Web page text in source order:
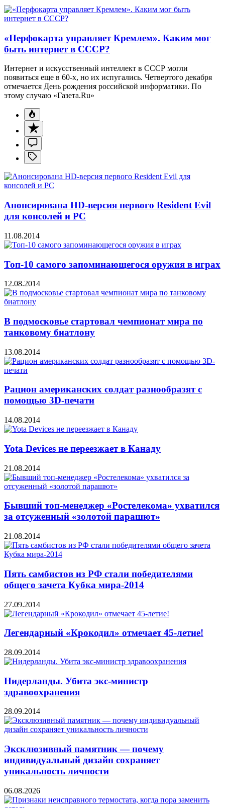
«Перфокарта управляет Кремлем». Каким мог
быть интернет в СССР?
Интернет и искусственный интеллект в СССР могли
появиться еще в 60-х, но их испугались. Четвертого декабря
отмечается День рождения российской информатики. По
этому случаю «Газета.Ru»
Анонсирована HD-версия первого Resident Evil
для консолей и PC
11.08.2014
Топ-10 самого запоминающегося оружия в играх
12.08.2014
В подмосковье стартовал чемпионат мира по
танковому биатлону
13.08.2014
Рацион американских солдат разнообразят с
помощью 3D-печати
14.08.2014
Yota Devices не переезжает в Канаду
21.08.2014
Бывший топ-менеджер «Ростелекома» ухватился
за отсуженный «золотой парашют»
21.08.2014
Пять самбистов из РФ стали победителями
общего зачета Кубка мира-2014
27.09.2014
Легендарный «Крокодил» отмечает 45-летие!
28.09.2014
Нидерланды. Убита экс-министр
здравоохранения
28.09.2014
Эксклюзивный памятник — почему
индивидуальный дизайн сохраняет
уникальность личности
06.08.2026